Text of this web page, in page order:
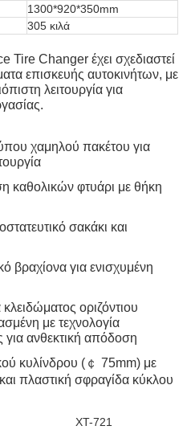
1300*920*350mm
305 κιλά
Changer έχει σχεδιαστεί
επισκευής αυτοκινήτων, με
λειτουργία για
χαμηλού πακέτου για
καθολικών φτυάρι με θήκη
σακάκι και
βραχίονα για ενισχυμένη
οριζόντιου
με τεχνολογία
για ανθεκτική απόδοση
κυλίνδρου (￠ 75mm) με
πλαστική σφραγίδα κύκλου
XT-721